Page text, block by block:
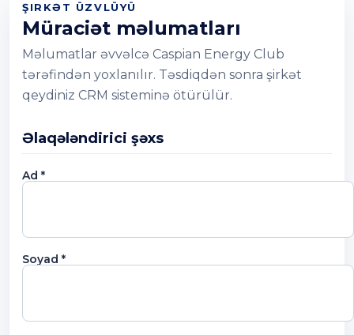
ŞIRKƏT ÜZVLÜYÜ
Müraciət məlumatları
Məlumatlar əvvəlcə Caspian Energy Club
tərəfindən yoxlanılır. Təsdiqdən sonra şirkət
qeydiniz CRM sisteminə ötürülür.
Əlaqələndirici şəxs
Ad *
Soyad *